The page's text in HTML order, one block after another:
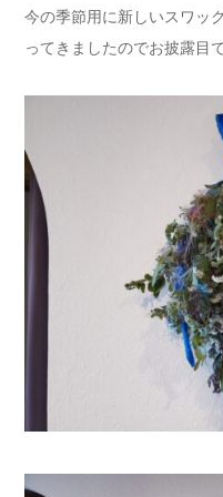
今の季節用に新しいスワッ
ってきましたのでお披露目で